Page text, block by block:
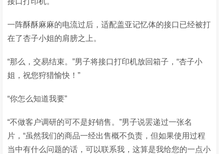
一阵酥酥麻麻的电流过后，适配盖亚记忆体的接口已经被打
在了杏子小姐的肩膀之上。
“那么，交易结束。”男子将接口打印机放回箱子，“杏子小
姐，祝您狩猎愉快！”
“你怎么知道我要”
“不做客户调研的可不是好销售。”男子说罢递过一张名
片，“虽然我们的商品一经出售概不负责，但如果使用过程
当中有什么问题的话，可以联系我，这算是我给您的一点小